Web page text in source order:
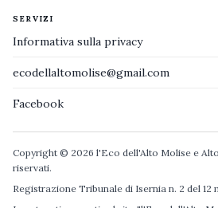
SERVIZI
Informativa sulla privacy
ecodellaltomolise@gmail.com
Facebook
Copyright © 2026 l'Eco dell'Alto Molise e
riservati.
Registrazione Tribunale di Isernia n. 2 del 12